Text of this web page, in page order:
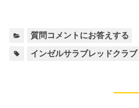
テ
質問コメントにお答えする
インゼルサラブレッドクラブ